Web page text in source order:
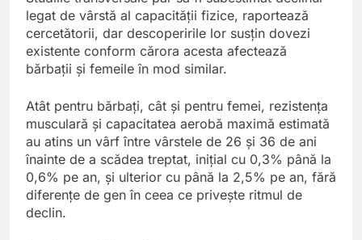
legat de vârstă al capacității fizice, raportează
cercetătorii, dar descoperirile lor susțin dovezi
existente conform cărora acesta afectează
bărbații și femeile în mod similar.
Atât pentru bărbați, cât și pentru femei, rezistența
musculară și capacitatea aerobă maximă estimată
au atins un vârf între vârstele de 26 și 36 de ani
înainte de a scădea treptat, inițial cu 0,3% până la
0,6% pe an, și ulterior cu până la 2,5% pe an, fără
diferențe de gen în ceea ce privește ritmul de
declin.